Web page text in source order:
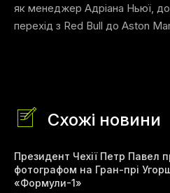
як менеджер Адріана Ньюї,
перехід з Red Bull до Aston
Схожі новини
Президент Чехії Петр Павел
фотографом на Гран-прі
«Формули-1»